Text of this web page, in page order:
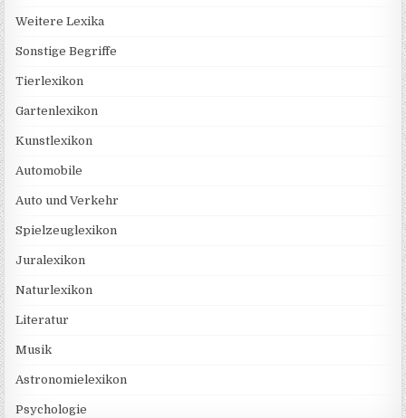
Weitere Lexika
Sonstige Begriffe
Tierlexikon
Gartenlexikon
Kunstlexikon
Automobile
Auto und Verkehr
Spielzeuglexikon
Juralexikon
Naturlexikon
Literatur
Musik
Astronomielexikon
Psychologie